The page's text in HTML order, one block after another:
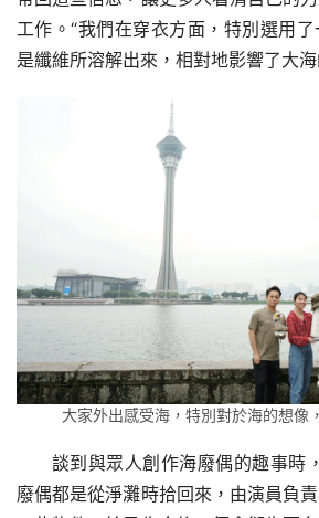
工作。“我們在穿衣方面，特別選用
是纖維所溶解出來，相對地影響了大海
大家外出感受海，特別對於海的想像
談到與眾人創作海廢偶的趣事時
廢偶都是從淨灘時拾回來，由演員負